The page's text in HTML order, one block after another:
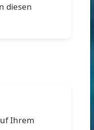
diesen
Ihrem